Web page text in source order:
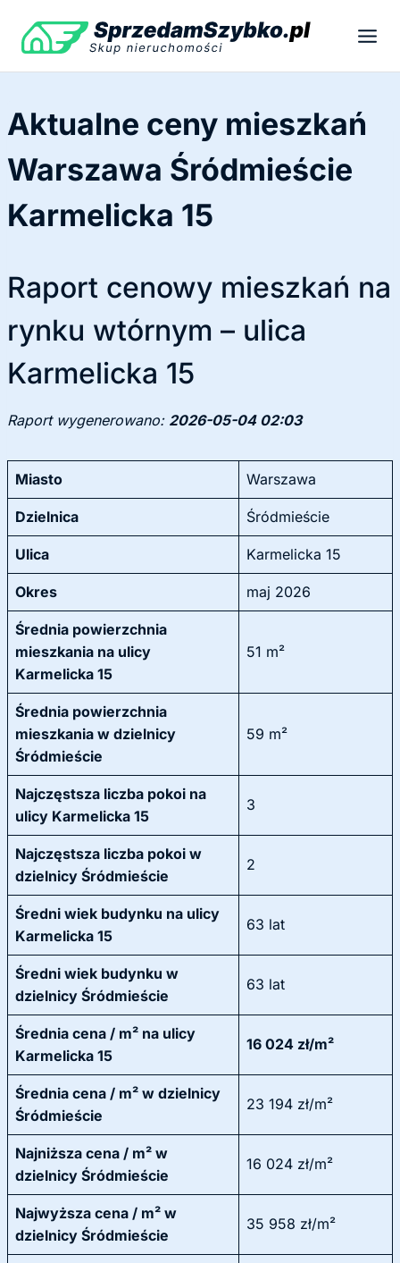
treści
Aktualne ceny mieszkań
Warszawa Śródmieście
Karmelicka 15
Raport cenowy mieszkań na
rynku wtórnym – ulica
Karmelicka 15
Raport wygenerowano: 2026-05-04 02:03
Miasto Warszawa
Dzielnica Śródmieście
Ulica Karmelicka 15
Okres maj 2026
Średnia powierzchnia
mieszkania na ulicy
Karmelicka 15
51 m²
Średnia powierzchnia
mieszkania w dzielnicy
Śródmieście
59 m²
Najczęstsza liczba pokoi na
ulicy Karmelicka 15
3
Najczęstsza liczba pokoi w
dzielnicy Śródmieście
2
Średni wiek budynku na ulicy
Karmelicka 15
63 lat
Średni wiek budynku w
dzielnicy Śródmieście
63 lat
Średnia cena / m² na ulicy
Karmelicka 15
16 024 zł/m²
Średnia cena / m² w dzielnicy
Śródmieście
23 194 zł/m²
Najniższa cena / m² w
dzielnicy Śródmieście
16 024 zł/m²
Najwyższa cena / m² w
dzielnicy Śródmieście
35 958 zł/m²